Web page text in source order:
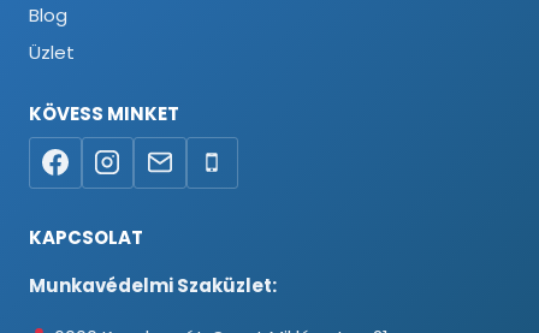
Blog
Üzlet
KÖVESS MINKET
KAPCSOLAT
Munkavédelmi Szaküzlet: